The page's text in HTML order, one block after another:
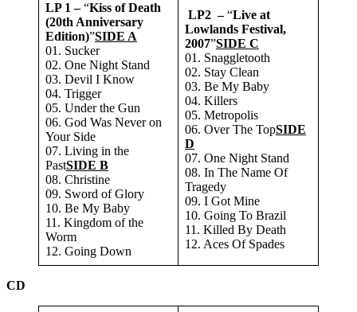
LP 1 –“Kiss of Death
(20th Anniversary
Edition)”SIDE A
01. Sucker
02. One Night Stand
03. Devil I Know
04. Trigger
05. Under the Gun
06. God Was Never on
Your Side
07. Living in the
PastSIDE B
08. Christine
09. Sword of Glory
10. Be My Baby
11. Kingdom of the
Worm
12. Going Down
LP2 –“Live at
Lowlands Festival,
2007”SIDE C
01. Snaggletooth
02. Stay Clean
03. Be My Baby
04. Killers
05. Metropolis
06. Over The TopSIDE
D
07. One Night Stand
08. In The Name Of
Tragedy
09. I Got Mine
10. Going To Brazil
11. Killed By Death
12. Aces Of Spades
CD